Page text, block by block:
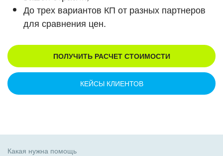
До трех вариантов КП от разных партнеров
для сравнения цен.
ПОЛУЧИТЬ РАСЧЕТ СТОИМОСТИ
КЕЙСЫ КЛИЕНТОВ
Какая нужна помощь